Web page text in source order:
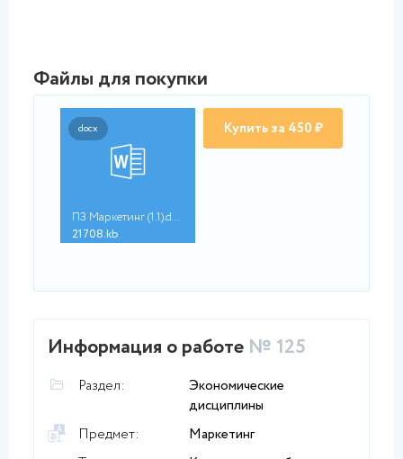
Файлы для покупки
docx
ПЗ Маркетинг (1.1).d...
21708.kb
Купить за 450 ₽
Информация о работе № 125
Раздел:
Экономические
дисциплины
Предмет:
Маркетинг